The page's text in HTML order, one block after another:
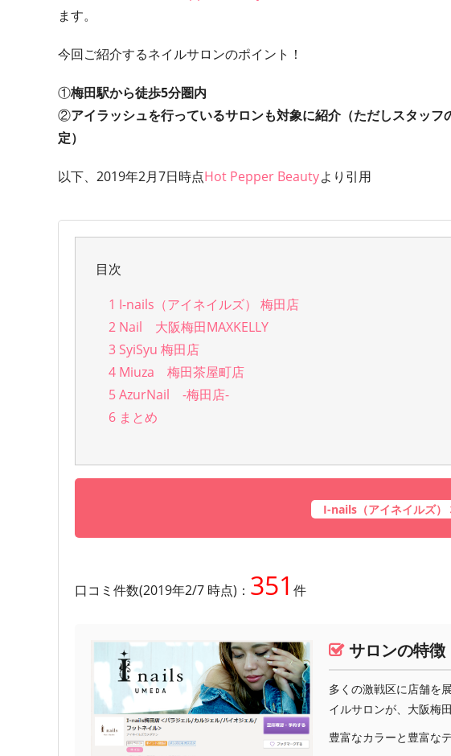
ます。
今回ご紹介するネイルサロンのポイント！
①梅田駅から徒歩5分圏内
②アイラッシュを行っているサロンも対象に紹介（ただしスタッ
定）
以下、2019年2月7日時点Hot Pepper Beautyより引用
目次
1 I-nails（アイネイルズ） 梅田店
2Nail 大阪梅田MAXKELLY
3SyiSyu 梅田店
4Miuza 梅田茶屋町店
5AzurNail -梅田店-
6まとめ
I-nails（アイネイルズ）
口コミ件数(2019年2/7 時点)： 351 件
サロンの特徴
多くの激戦区に店舗を
イルサロンが、大阪梅
豊富なカラーと豊富な